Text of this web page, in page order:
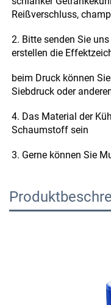
Reißverschluss,
2. Bitte senden Sie
erstellen die
beim Druck können
Siebdruck oder
4. Das Material der
Schaumstoff sein
3. Gerne können Sie